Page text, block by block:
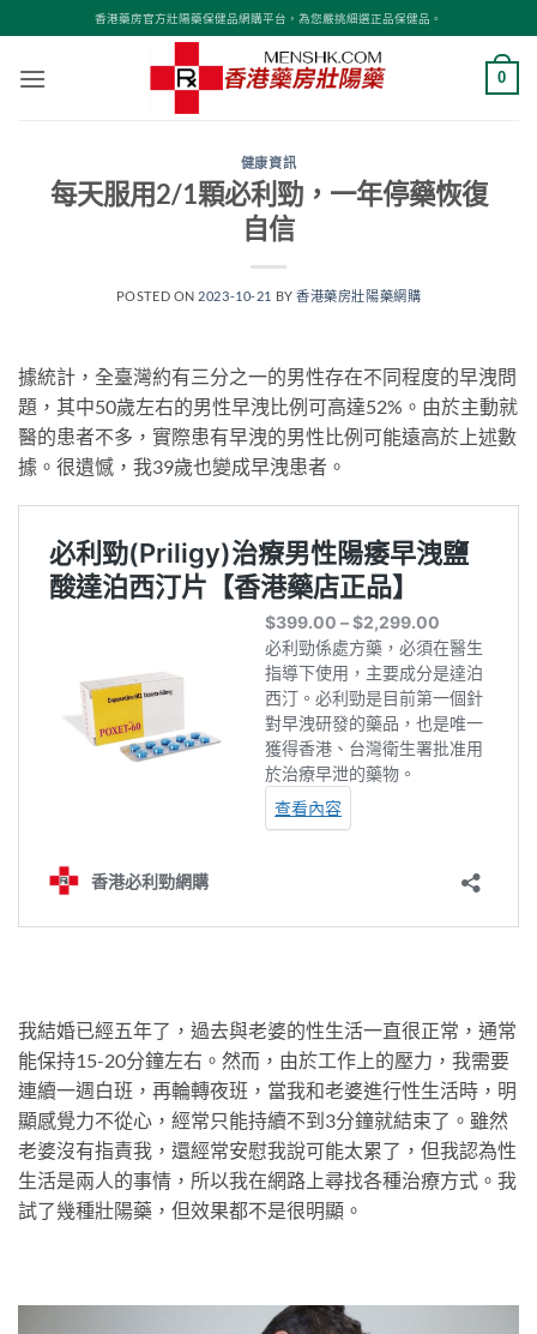
to
content
香港藥房官方壯陽藥保健品網購平台，為您嚴挑細選正品保健品。
0
健康資訊
每天服用2/1顆必利勁，一年停藥恢復
自信
POSTED ON 2023-10-21 BY香港藥房壯陽藥網購
據統計，全臺灣約有三分之一的男性存在不同程度的早洩問
題，其中50歲左右的男性早洩比例可高達52%。由於主動就
醫的患者不多，實際患有早洩的男性比例可能遠高於上述數
據。很遺憾，我39歲也變成早洩患者。
我結婚已經五年了，過去與老婆的性生活一直很正常，通常
能保持15-20分鐘左右。然而，由於工作上的壓力，我需要
連續一週白班，再輪轉夜班，當我和老婆進行性生活時，明
顯感覺力不從心，經常只能持續不到3分鐘就結束了。雖然
老婆沒有指責我，還經常安慰我說可能太累了，但我認為性
生活是兩人的事情，所以我在網路上尋找各種治療方式。我
試了幾種壯陽藥，但效果都不是很明顯。